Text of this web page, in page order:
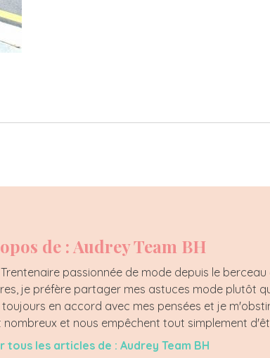
de : Audrey Team BH
passionnée de mode depuis le
je préfère partager mes astuces mode plutôt
en accord avec mes pensées et je
nombreux et nous empêchent tout simplement
tous les articles de : Audrey Team BH